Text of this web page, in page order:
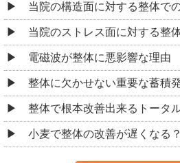
当院の構造面に対する整体で
当院のストレス面に対する整
電磁波が整体に悪影響な理由
整体に欠かせない重要な蓄積
整体で根本改善出来るトータ
小麦で整体の改善が遅くなる？